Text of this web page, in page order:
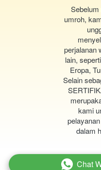
umroh,
perjalanan
lain,
Eropa,
Selain
kami
dalam
` Chat